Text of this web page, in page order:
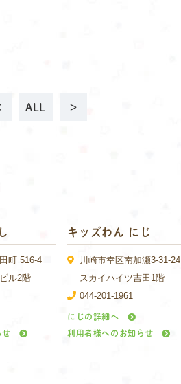
ALL >
町 516-4
ル2階
キッズわん にじ
川崎市幸区南加瀬3-31-24
スカイハイツ吉田1階
044-201-1961
にじの詳細へ
利用者様へのお知らせ